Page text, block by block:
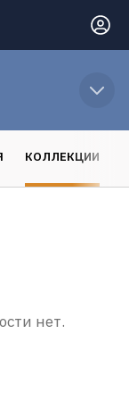
КОЛЛЕКЦИИ
нет.